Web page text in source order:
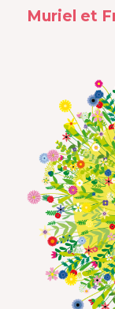
Muriel et